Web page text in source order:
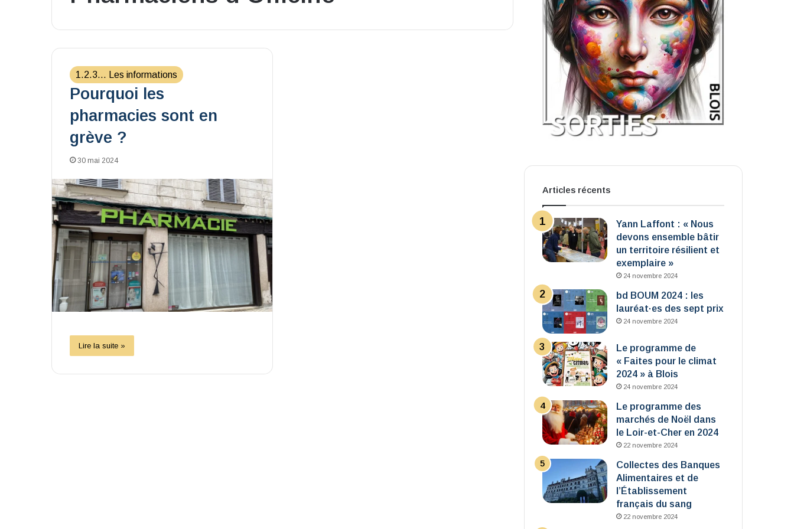
1.2.3... Les informations
Pourquoi les
pharmacies sont en
grève ?
30 mai 2024
Lire la suite »
Articles récents
Yann Laffont : « Nous
devons ensemble bâtir
un territoire résilient et
exemplaire »
24 novembre 2024
bd BOUM 2024 : les
lauréat·es des sept prix
24 novembre 2024
Le programme de
« Faites pour le climat
2024 » à Blois
24 novembre 2024
Le programme des
marchés de Noël dans
le Loir-et-Cher en 2024
22 novembre 2024
Collectes des Banques
Alimentaires et de
l’Établissement
français du sang
22 novembre 2024